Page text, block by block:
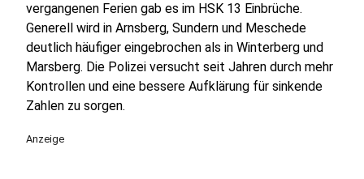
vergangenen Ferien gab es im HSK 13 Einbrüche.
Generell wird in Arnsberg, Sundern und Meschede
deutlich häufiger eingebrochen als in Winterberg und
Marsberg. Die Polizei versucht seit Jahren durch mehr
Kontrollen und eine bessere Aufklärung für sinkende
Zahlen zu sorgen.
Anzeige